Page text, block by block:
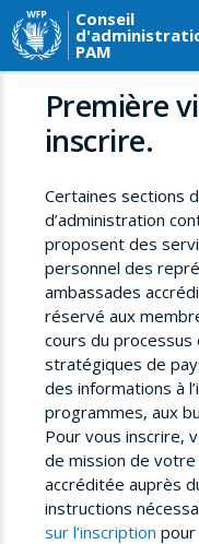
Conseil
PAM
Première
inscrire.
Certaines sections
d’administration
proposent des
personnel des
ambassades
réservé aux
cours du processus
stratégiques de
des informations à
programmes, aux
Pour vous inscrire,
de mission de
accréditée auprès
instructions
sur l’inscription pour